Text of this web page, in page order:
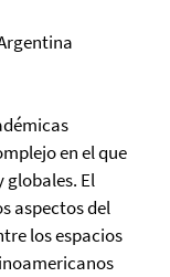
en el que
globales. El
aspectos del
los espacios